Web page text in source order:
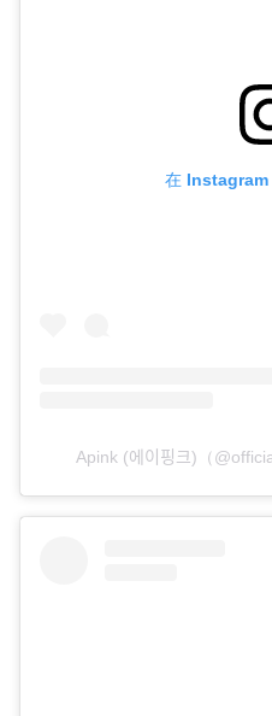
在 Instagram
Apink (에이핑크)（